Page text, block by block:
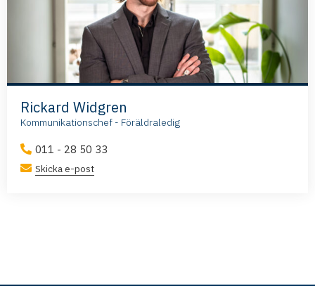
Rickard Widgren
Kommunikationschef - Föräldraledig
011 - 28 50 33
Skicka e-post